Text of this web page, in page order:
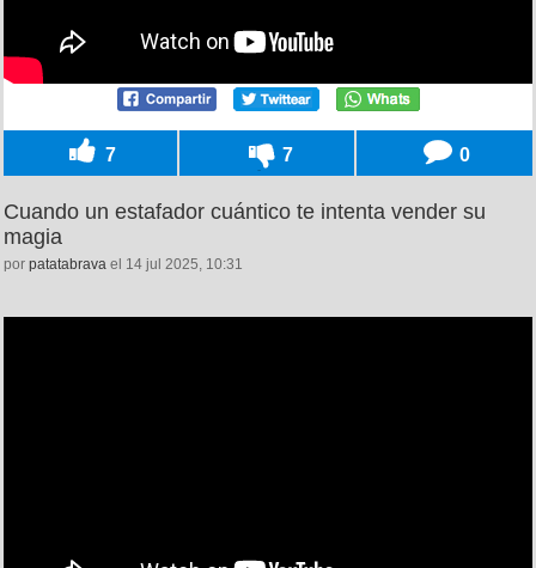
7 7 0
Cuando un estafador cuántico te intenta vender su
magia
por patatabrava el 14 jul 2025, 10:31